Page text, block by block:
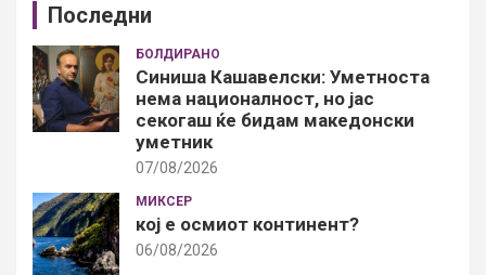
Последни
БОЛДИРАНО
Синиша Кашавелски: Уметноста
нема националност, но јас
секогаш ќе бидам македонски
уметник
07/08/2026
МИКСЕР
кој е осмиот континент?
06/08/2026